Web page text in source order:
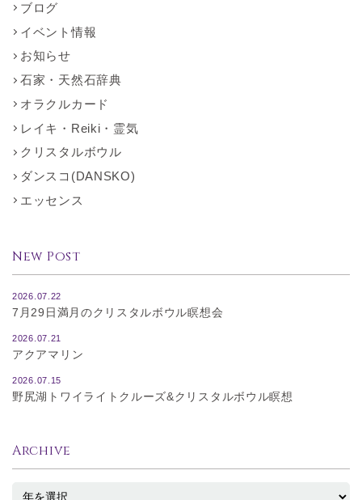
ブログ
イベント情報
お知らせ
石家・天然石辞典
オラクルカード
レイキ・Reiki・霊気
クリスタルボウル
ダンスコ(DANSKO)
エッセンス
New Post
2026.07.22
7月29日満月のクリスタルボウル瞑想会
2026.07.21
アクアマリン
2026.07.15
野尻湖トワイライトクルーズ&クリスタルボウル瞑想
Archive